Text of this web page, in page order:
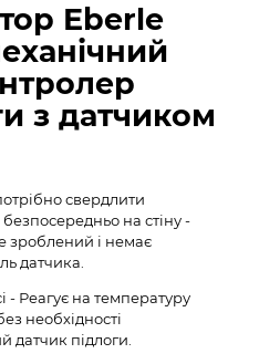
Eberle
з датчиком
свердлити
на стіну -
зроблений і немає
датчика.
- Реагує на температуру
необхідності
датчик підлоги.